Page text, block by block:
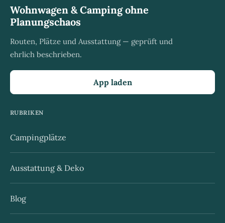
Wohnwagen & Camping ohne
Planungschaos
Routen, Plätze und Ausstattung — geprüft und
ehrlich beschrieben.
App laden
RUBRIKEN
Campingplätze
Ausstattung & Deko
Blog